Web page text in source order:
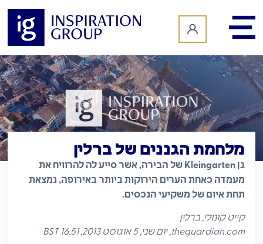
מלחמת הגננים של ברלין
גן Kleingarten של הבירה, אשר סייע לה להרוויח את
מעמדה כאחת הערים הירוקות ביותר באירופה, נמצאת
תחת איום של משקיעי הנכסים.
קייט קונולי, ברלין
theguardian.com, יום שני, 5 אוגוסט 2013, 16.51 BST